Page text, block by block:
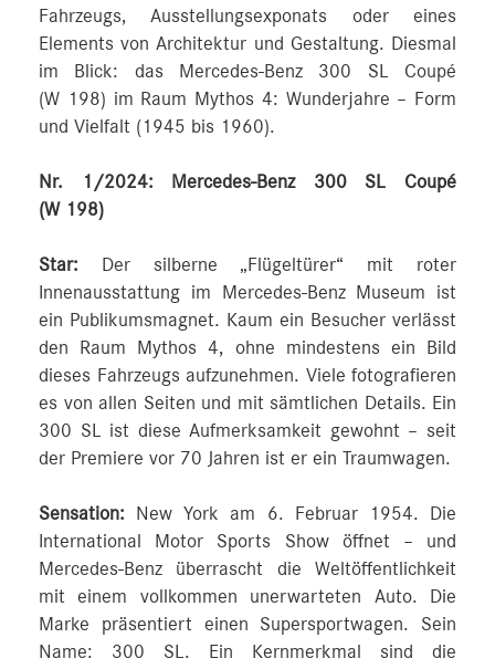
Fahrzeugs, Ausstellungsexponats oder eines
Elements von Architektur und Gestaltung. Diesmal
im Blick: das Mercedes-Benz 300 SL Coupé
(W 198) im Raum Mythos 4: Wunderjahre – Form
und Vielfalt (1945 bis 1960).
Nr. 1/2024: Mercedes-Benz 300 SL Coupé
(W 198)
Star: Der silberne „Flügeltürer“ mit roter
Innenausstattung im Mercedes-Benz Museum ist
ein Publikumsmagnet. Kaum ein Besucher verlässt
den Raum Mythos 4, ohne mindestens ein Bild
dieses Fahrzeugs aufzunehmen. Viele fotografieren
es von allen Seiten und mit sämtlichen Details. Ein
300 SL ist diese Aufmerksamkeit gewohnt – seit
der Premiere vor 70 Jahren ist er ein Traumwagen.
Sensation: New York am 6. Februar 1954. Die
International Motor Sports Show öffnet – und
Mercedes-Benz überrascht die Weltöffentlichkeit
mit einem vollkommen unerwarteten Auto. Die
Marke präsentiert einen Supersportwagen. Sein
Name: 300 SL. Ein Kernmerkmal sind die